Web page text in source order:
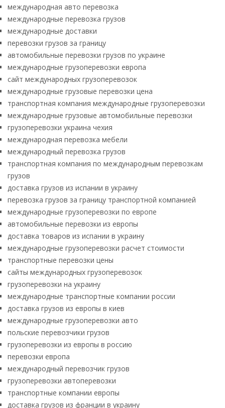
международная авто перевозка
международные перевозка грузов
международные доставки
перевозки грузов за границу
автомобильные перевозки грузов по украине
международные грузоперевозки европа
сайт международных грузоперевозок
международные грузовые перевозки цена
транспортная компания международные грузоперевозки
международные грузовые автомобильные перевозки
грузоперевозки украина чехия
международная перевозка мебели
международный перевозка грузов
транспортная компания по международным перевозкам
грузов
доставка грузов из испании в украину
перевозка грузов за границу транспортной компанией
международные грузоперевозки по европе
автомобильные перевозки из европы
доставка товаров из испании в украину
международные грузоперевозки расчет стоимости
транспортные перевозки цены
сайты международных грузоперевозок
грузоперевозки на украину
международные транспортные компании россии
доставка грузов из европы в киев
международные грузоперевозки авто
польские перевозчики грузов
грузоперевозки из европы в россию
перевозки европа
международный перевозчик грузов
грузоперевозки автоперевозки
транспортные компании европы
доставка грузов из франции в украину